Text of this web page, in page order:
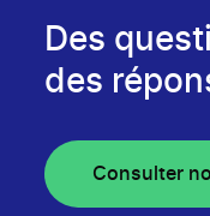
Des
des
Consulter